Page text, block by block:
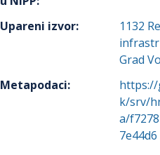
Upareni izvor: 1132
Grad
Metapodaci:
k/srv/
a/
7e44d6